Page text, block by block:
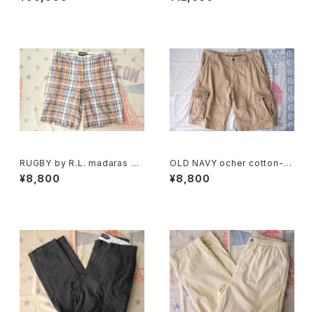
n U.S.A."
RUGBY by R.L. madaras pl
aid cotton Shorts
¥8,800
OLD NAVY ocher cotton-t
will cargo Shorts
¥8,800